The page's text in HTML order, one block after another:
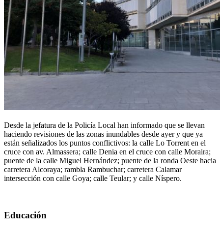
Desde la jefatura de la Policía Local han informado que se llevan
haciendo revisiones de las zonas inundables desde ayer y que ya
están señalizados los puntos conflictivos: la calle Lo Torrent en el
cruce con av. Almassera; calle Denia en el cruce con calle Moraira;
puente de la calle Miguel Hernández; puente de la ronda Oeste hacia
carretera Alcoraya; rambla Rambuchar; carretera Calamar
intersección con calle Goya; calle Teular; y calle Níspero.
Educación